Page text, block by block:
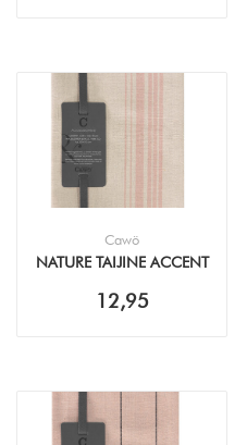
Cawö
NATURE TAIJINE ACCENT
12,95